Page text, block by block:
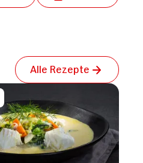
Alle Rezepte